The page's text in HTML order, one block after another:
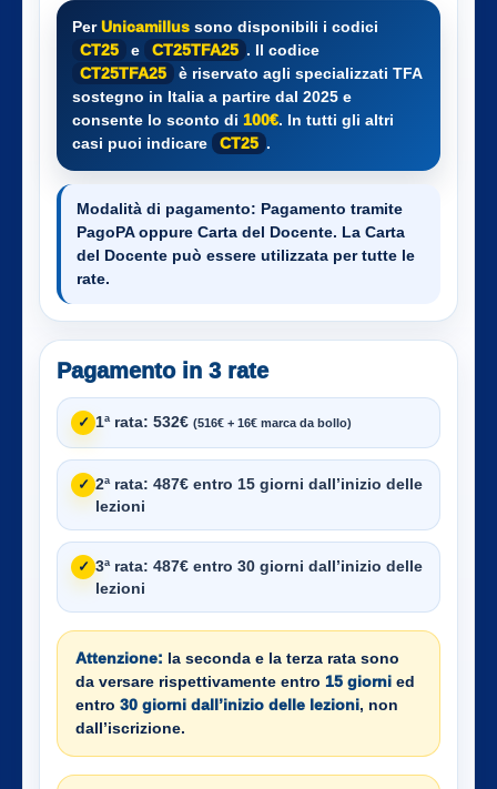
PerUnicamillus sono disponibili i codici
CT25
e CT25TFA25 . Il codice
CT25TFA25
è riservato agli specializzati TFA
sostegno in Italia a partire dal 2025 e
consente lo sconto di 100€. In tutti gli altri
casi puoi indicare
CT25 .
Modalità di pagamento: Pagamento tramite
PagoPA oppure Carta del Docente. La Carta
del Docente può essere utilizzata per tutte le
rate.
Pagamento in 3 rate
✓ 1ª rata: 532€ (516€ + 16€ marca da bollo)
✓ 2ª rata: 487€ entro 15 giorni dall’inizio delle
lezioni
✓ 3ª rata: 487€ entro 30 giorni dall’inizio delle
lezioni
Attenzione: la seconda e la terza rata sono
da versare rispettivamente entro 15 giorni ed
entro 30 giorni dall’inizio delle lezioni, non
dall’iscrizione.